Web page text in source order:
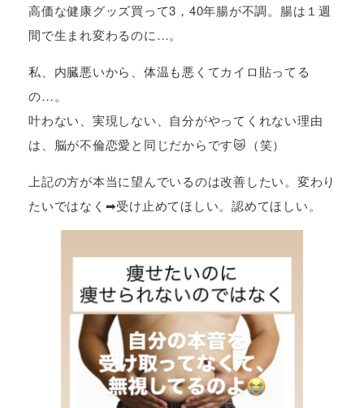
高価な健康グッズ買って3，40年腸が不調。腸は１週
間で生まれ変わるのに…。
私、内臓悪いから、体温も悪くてカイロ貼ってる
の…。
叶わない、実現しない、自分がやってくれない理由
は、脳が不倫恋愛と同じだからです😿（笑）
上記の方が本当に望んでいるのは改善したい。変わり
たいではなく➡受け止めてほしい。認めてほしい。